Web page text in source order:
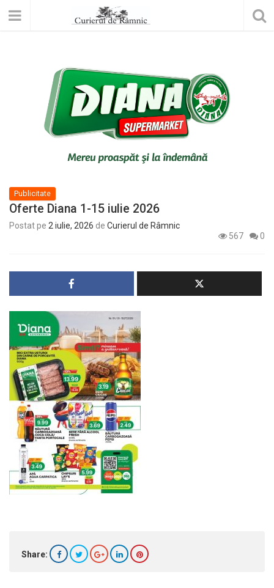
Publicitate
Oferte Diana 1-15 iulie 2026
Postat pe 2 iulie, 2026 de Curierul de Râmnic
567
0
Share: